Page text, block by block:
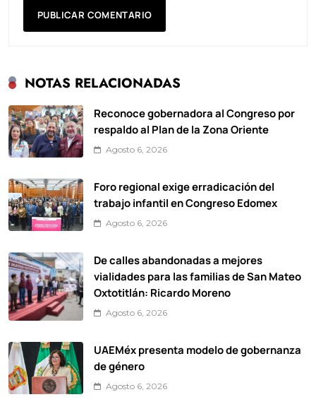
NOTAS RELACIONADAS
Reconoce gobernadora al Congreso por
respaldo al Plan de la Zona Oriente
Agosto 6, 2026
Foro regional exige erradicación del
trabajo infantil en Congreso Edomex
Agosto 6, 2026
De calles abandonadas a mejores
vialidades para las familias de San Mateo
Oxtotitlán: Ricardo Moreno
Agosto 6, 2026
UAEMéx presenta modelo de gobernanza
de género
Agosto 6, 2026